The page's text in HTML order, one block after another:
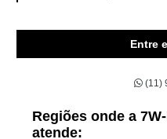
Entre
(11)
Regiões onde a
atende: